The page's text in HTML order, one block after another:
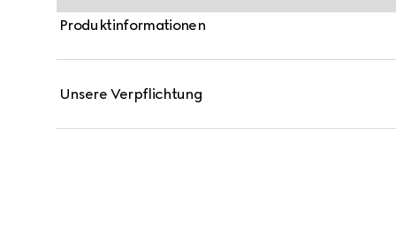
Produktinformationen
Unsere Verpflichtung